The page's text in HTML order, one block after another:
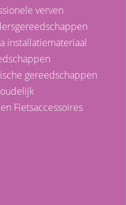
verven
installatiemateriaal
gereedschappen
Fietsaccessoires